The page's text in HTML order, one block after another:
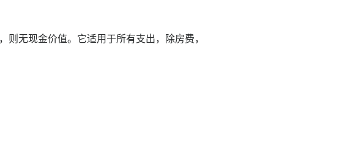
无现金价值。它适用于所有支出，除房费，